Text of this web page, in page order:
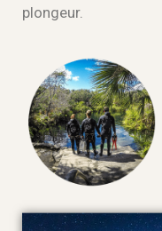
plongeur.